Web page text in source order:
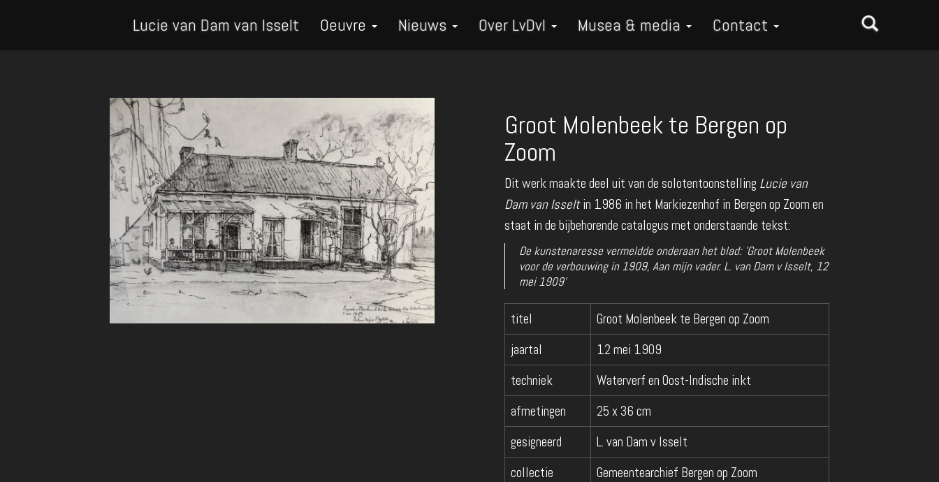
Lucie van Dam van Isselt Oeuvre Nieuws Over LvDvI Musea & media Contact
Groot Molenbeek te Bergen op
Zoom
Dit werk maakte deel uit van de solotentoonstelling Lucie van
Dam van Isseltin 1986 in het Markiezenhof in Bergen op Zoom en
staat in de bijbehorende catalogus met onderstaande tekst:
De kunstenaresse vermeldde onderaan het blad: 'Groot Molenbeek
voor de verbouwing in 1909, Aan mijn vader. L. van Dam v Isselt, 12
mei 1909'
titel
Groot Molenbeek te Bergen op Zoom
jaartal
12 mei 1909
techniek
Waterverf en Oost-Indische inkt
afmetingen
25 x 36 cm
gesigneerd
L. van Dam v Isselt
collectie
Gemeentearchief Bergen op Zoom